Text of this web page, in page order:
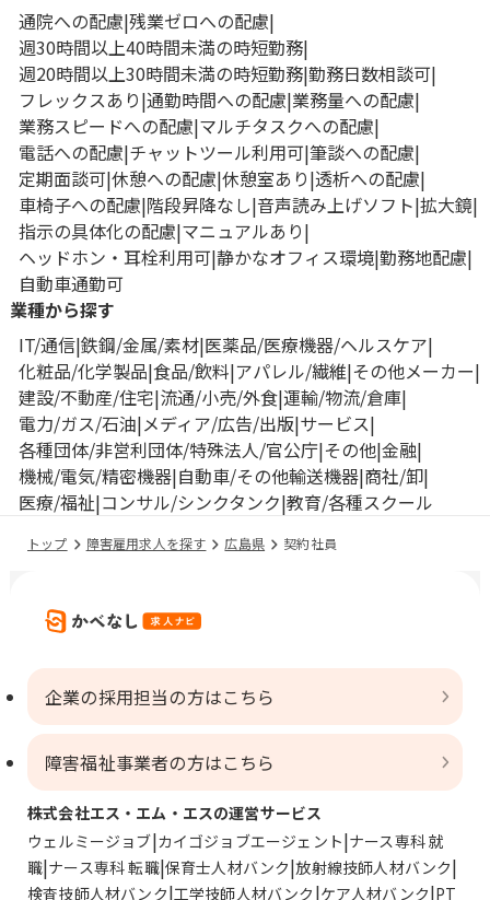
通院への配慮 残業ゼロへの配慮
週30時間以上40時間未満の時短勤務
週20時間以上30時間未満の時短勤務 勤務日数相談可
フレックスあり 通勤時間への配慮 業務量への配慮
業務スピードへの配慮 マルチタスクへの配慮
電話への配慮 チャットツール利用可 筆談への配慮
定期面談可 休憩への配慮 休憩室あり 透析への配慮
車椅子への配慮 階段昇降なし 音声読み上げソフト 拡大鏡
指示の具体化の配慮 マニュアルあり
ヘッドホン・耳栓利用可 静かなオフィス環境 勤務地配慮
自動車通勤可
業種から探す
IT/通信 鉄鋼/金属/素材 医薬品/医療機器/ヘルスケア
化粧品/化学製品 食品/飲料 アパレル/繊維 その他メーカー
建設/不動産/住宅 流通/小売/外食 運輸/物流/倉庫
電力/ガス/石油 メディア/広告/出版 サービス
各種団体/非営利団体/特殊法人/官公庁 その他 金融
機械/電気/精密機器 自動車/その他輸送機器 商社/卸
医療/福祉 コンサル/シンクタンク 教育/各種スクール
トップ 障害雇用求人を探す 広島県 契約社員
企業の採用担当の方はこちら
障害福祉事業者の方はこちら
株式会社エス・エム・エスの運営サービス
ウェルミージョブ カイゴジョブエージェント ナース専科 就
職 ナース専科 転職 保育士人材バンク 放射線技師人材バンク
検査技師人材バンク 工学技師人材バンク ケア人材バンク PT